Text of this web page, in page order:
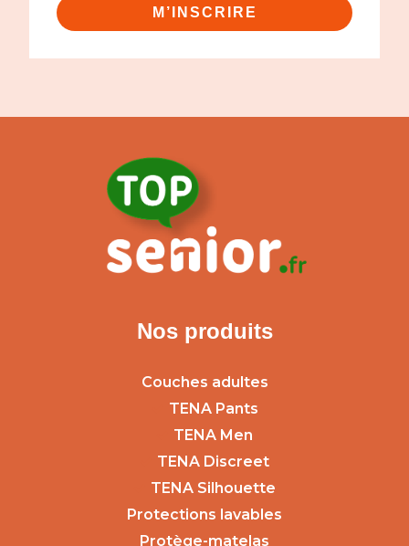
M’INSCRIRE
Nos produits
Couches adultes
TENA Pants
TENA Men
TENA Discreet
TENA Silhouette
Protections lavables
Protège-matelas